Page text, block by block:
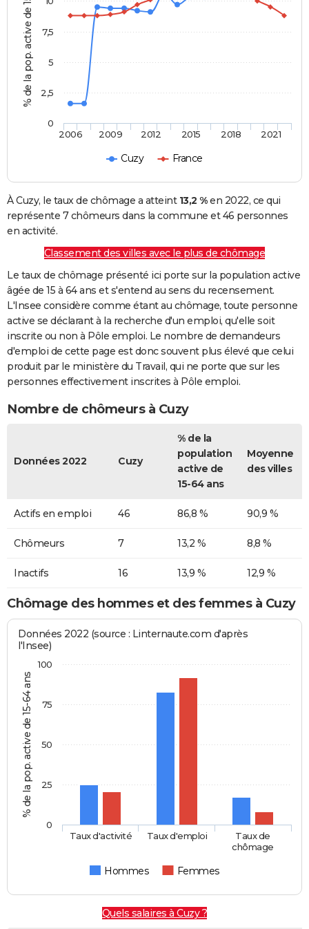
% de la pop. active de 15 - 64 ans
Cuzy France
2006 2009 2012 2015 2018 2021
0
2,5
5
7,5
À Cuzy, le taux de chômage a atteint 13,2 %en 2022, ce qui
représente 7 chômeurs dans la commune et 46 personnes
en activité.
Classement des villes avec le plus de chômage
Le taux de chômage présenté ici porte sur la population active
âgée de 15 à 64 ans et s'entend au sens du recensement.
L'Insee considère comme étant au chômage, toute personne
active se déclarant à la recherche d'un emploi, qu'elle soit
inscrite ou non à Pôle emploi. Le nombre de demandeurs
d'emploi de cette page est donc souvent plus élevé que celui
produit par le ministère du Travail, qui ne porte que sur les
personnes effectivement inscrites à Pôle emploi.
Nombre de chômeurs à Cuzy
Données 2022 Cuzy
% de la
population
active de
15-64 ans
Moyenne
des villes
Actifs en emploi 46 86,8 % 90,9 %
Chômeurs 7 13,2 % 8,8 %
Inactifs 16 13,9 % 12,9 %
Chômage des hommes et des femmes à Cuzy
% de la pop. active de 15-64 ans
Données 2022 (source : Linternaute.com d'après
l'Insee)
Hommes Femmes
Taux d'activité Taux d'emploi
Taux de
chômage
0
25
50
75
100
Quels salaires à Cuzy ?